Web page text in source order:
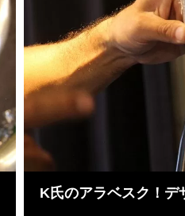
K氏のアラベスク！デ